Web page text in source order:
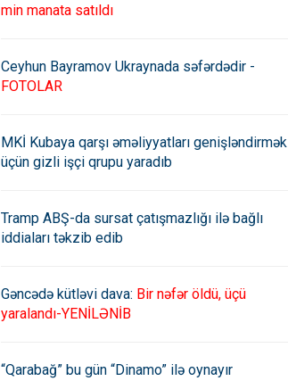
min manata satıldı
Ceyhun Bayramov Ukraynada səfərdədir -
FOTOLAR
MKİ Kubaya qarşı əməliyyatları genişləndirmək
üçün gizli işçi qrupu yaradıb
Tramp ABŞ-da sursat çatışmazlığı ilə bağlı
iddiaları təkzib edib
Gəncədə kütləvi dava: Bir nəfər öldü, üçü
yaralandı-YENİLƏNİB
“Qarabağ” bu gün “Dinamo” ilə oynayır